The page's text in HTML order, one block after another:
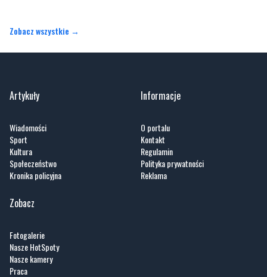
Zobacz wszystkie →
Artykuły
Wiadomości
Sport
Kultura
Społeczeństwo
Kronika policyjna
Informacje
O portalu
Kontakt
Regulamin
Polityka prywatności
Reklama
Zobacz
Fotogalerie
Nasze HotSpoty
Nasze kamery
Praca